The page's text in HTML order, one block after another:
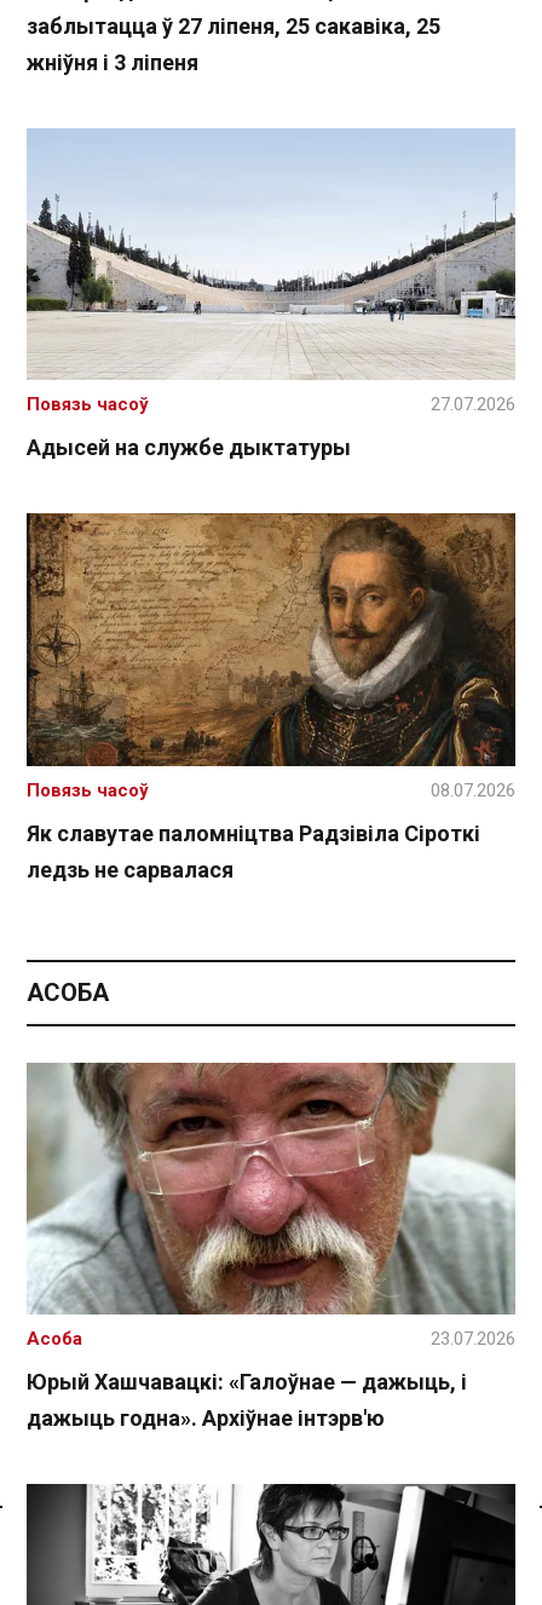
Спасылка без VPN
заблытацца ў 27 ліпеня, 25 сакавіка, 25
жніўня і 3 ліпеня
Адысей на службе дыктатуры
Повязь часоў 27.07.2026
Як славутае паломніцтва Радзівіла Сіроткі
ледзь не сарвалася
Повязь часоў 08.07.2026
АСОБА
Юрый Хашчавацкі: «Галоўнае — дажыць, і
дажыць годна». Архіўнае інтэрв'ю
Асоба 23.07.2026